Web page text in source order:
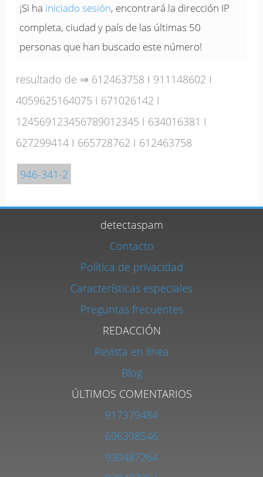
¡Si ha iniciado sesión, encontrará la dirección IP
completa, ciudad y país de las últimas 50
personas que han buscado este número!
resultado de ⇒ 612463758 I 911148602 I
4059625164075 I 671026142 I
124569123456789012345 I 634016381 I
627299414 I 665728762 I 612463758
946-341-2
detectaspam
Contacto
Política de privacidad
Características especiales
Preguntas frecuentes
REDACCIÓN
Revista en línea
Blog
ÚLTIMOS COMENTARIOS
917379484
696398546
930487264